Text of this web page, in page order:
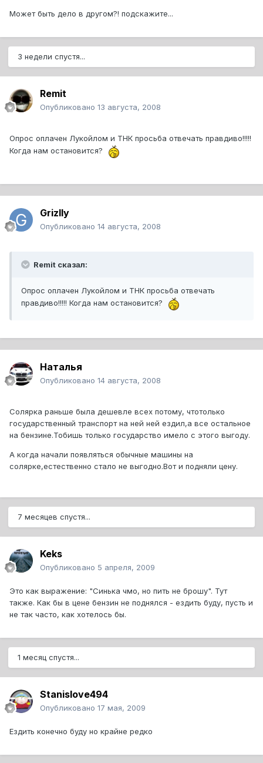
Может быть дело в другом?! подскажите...
3 недели спустя...
Remit
Опубликовано 13 августа, 2008
Опрос оплачен Лукойлом и ТНК просьба отвечать правдиво!!!!!
Когда нам остановится?
Grizlly
Опубликовано 14 августа, 2008
Remit сказал:
Опрос оплачен Лукойлом и ТНК просьба отвечать
правдиво!!!!! Когда нам остановится?
Наталья
Опубликовано 14 августа, 2008
Солярка раньше была дешевле всех потому, чтотолько
государственный транспорт на ней ней ездил,а все остальное
на бензине.Тобишь только государство имело с этого выгоду.
А когда начали появляться обычные машины на
солярке,естественно стало не выгодно.Вот и подняли цену.
7 месяцев спустя...
Keks
Опубликовано 5 апреля, 2009
Это как выражение: "Синька чмо, но пить не брошу". Тут
также. Как бы в цене бензин не поднялся - ездить буду, пусть и
не так часто, как хотелось бы.
1 месяц спустя...
Stanislove494
Опубликовано 17 мая, 2009
Ездить конечно буду но крайне редко